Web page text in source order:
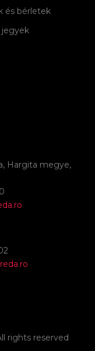
és bérletek
jegyek
Hargita megye,
rights reserved